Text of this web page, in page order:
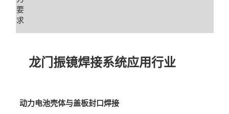
要
求
龙门振镜焊接系统应用行业
动力电池壳体与盖板封口焊接